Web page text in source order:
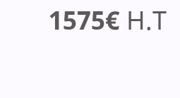
1575€ H.T